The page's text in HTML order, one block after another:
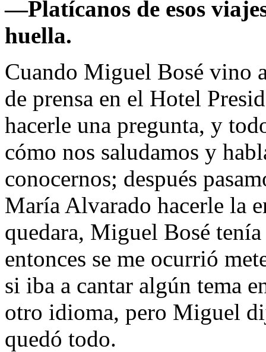
—Platícanos de esos
huella.
Cuando Miguel Bosé vino
de prensa en el Hotel
hacerle una pregunta, y
cómo nos saludamos y
conocernos; después
María Alvarado hacerle la
quedara, Miguel Bosé
entonces se me ocurrió
si iba a cantar algún tema
otro idioma, pero Miguel
quedó todo.